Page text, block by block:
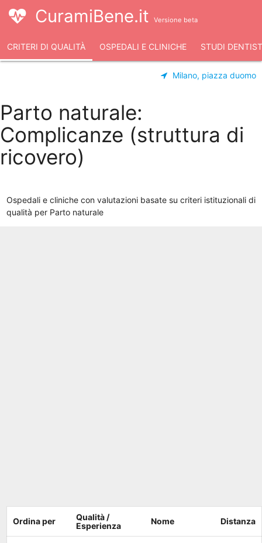
CuramiBene.it Versione beta
CRITERI DI QUALITÀ OSPEDALI E CLINICHE STUDI
Milano, piazza duomo
Parto naturale:
Complicanze (struttura di
ricovero)
Ospedali e cliniche con valutazioni basate su criteri istituzionali di
qualità per Parto naturale
Ordina per
Qualità /
Esperienza
Nome Distanza